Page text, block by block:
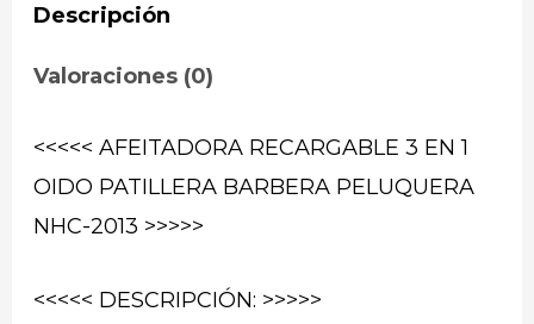
Descripción
Valoraciones (0)
<<<<< AFEITADORA RECARGABLE 3 EN 1
OIDO PATILLERA BARBERA PELUQUERA
NHC-2013 >>>>>
<<<<< DESCRIPCIÓN: >>>>>